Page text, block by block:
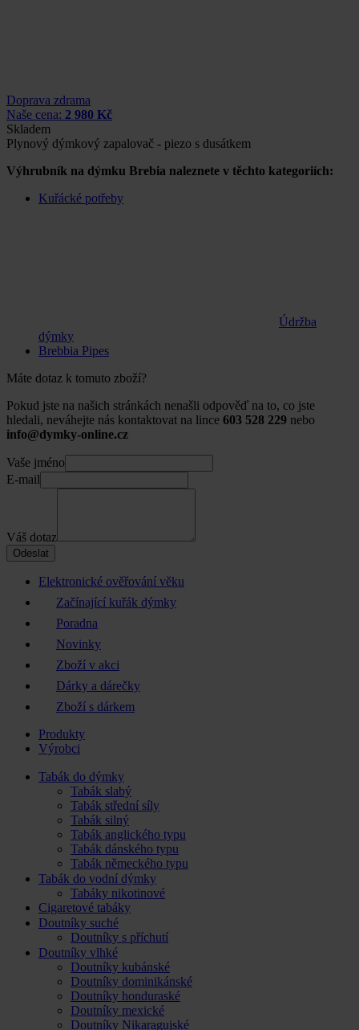
Doprava zdrama
Naše cena: 2 980 Kč
Skladem
Plynový dýmkový zapalovač - piezo s dusátkem
Výhrubník na dýmku Brebia naleznete v těchto kategoriích:
Kuřácké potřeby
Údržba
dýmky
Brebbia Pipes
Máte dotaz k tomuto zboží?
Pokud jste na našich stránkách nenašli odpověď na to, co jste
hledali, neváhejte nás kontaktovat na lince 603 528 229 nebo
info@dymky-online.cz
Vaše jméno
E-mail
Váš dotaz
Odeslat
Elektronické ověřování věku
Začínající kuřák dýmky
Poradna
Novinky
Zboží v akci
Dárky a dárečky
Zboží s dárkem
Produkty
Výrobci
Tabák do dýmky
Tabák slabý
Tabák střední síly
Tabák silný
Tabák anglického typu
Tabák dánského typu
Tabák německého typu
Tabák do vodní dýmky
Tabáky nikotinové
Cigaretové tabáky
Doutníky suché
Doutníky s příchutí
Doutníky vlhké
Doutníky kubánské
Doutníky dominikánské
Doutníky honduraské
Doutníky mexické
Doutníky Nikaragujské